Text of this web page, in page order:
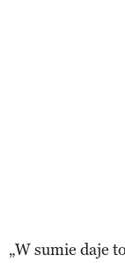
„W sumie daje